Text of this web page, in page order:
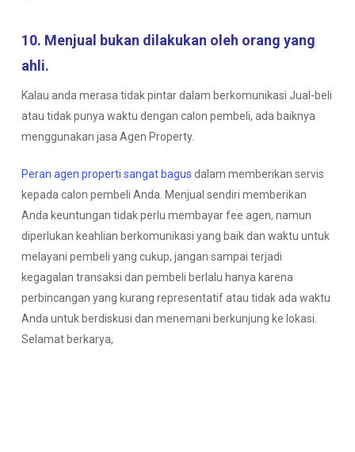
10. Menjual bukan dilakukan oleh orang yang
ahli.
Kalau anda merasa tidak pintar dalam berkomunikasi Jual-beli
atau tidak punya waktu dengan calon pembeli, ada baiknya
menggunakan jasa Agen Property.
Peran agen properti sangat bagus dalam memberikan servis
kepada calon pembeli Anda. Menjual sendiri memberikan
Anda keuntungan tidak perlu membayar fee agen, namun
diperlukan keahlian berkomunikasi yang baik dan waktu untuk
melayani pembeli yang cukup, jangan sampai terjadi
kegagalan transaksi dan pembeli berlalu hanya karena
perbincangan yang kurang representatif atau tidak ada waktu
Anda untuk berdiskusi dan menemani berkunjung ke lokasi.
Selamat berkarya,